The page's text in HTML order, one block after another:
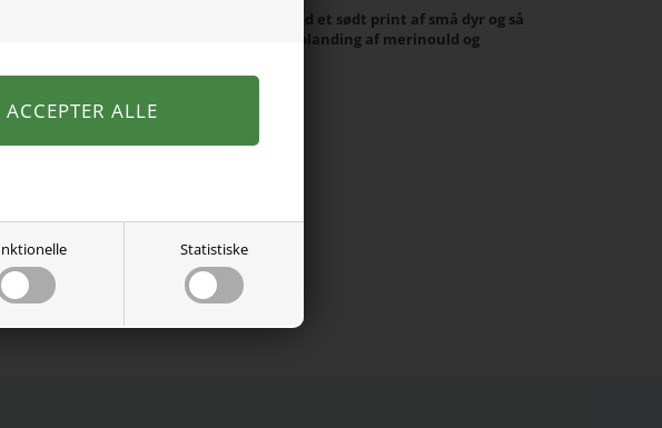
Statistiske
fineste uld leggings fra lil atelier. De er med et sødt print af små dyr og så
de i den blødeste og lækreste kvalitet i en blanding af merinould og
ved 30 grader.